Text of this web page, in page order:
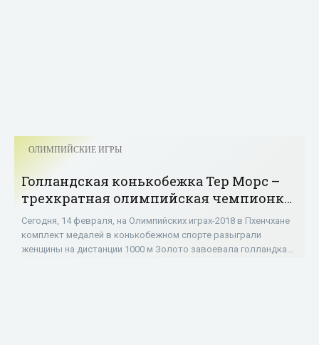
ОЛИМПИЙСКИЕ ИГРЫ
Голландская конькобежка Тер Морс –
трехкратная олимпийская чемпионка
- «ОЛИМПИЙСКИЕ ИГРЫ»
Сегодня, 14 февраля, на Олимпийских играх-2018 в Пхенчхане
комплект медалей в конькобежном спорте разыграли
женщины на дистанции 1000 м Золото завоевала голландка